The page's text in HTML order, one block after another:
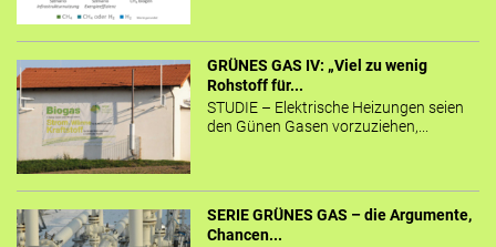
GRÜNES GAS IV: „Viel zu wenig
Rohstoff für...
STUDIE – Elektrische Heizungen seien
den Günen Gasen vorzuziehen,...
SERIE GRÜNES GAS – die Argumente,
Chancen...